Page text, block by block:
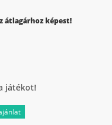
átlagárhoz képest!
játékot!